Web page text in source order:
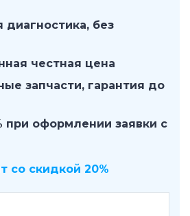
диагностика, без
честная цена
запчасти, гарантия до
при оформлении заявки с
со скидкой 20%